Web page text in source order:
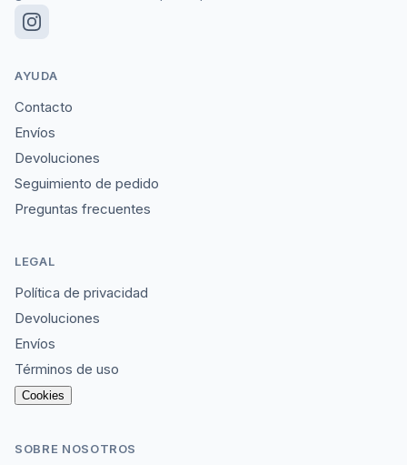
AYUDA
Contacto
Envíos
Devoluciones
Seguimiento de pedido
Preguntas frecuentes
LEGAL
Política de privacidad
Devoluciones
Envíos
Términos de uso
Cookies
SOBRE NOSOTROS